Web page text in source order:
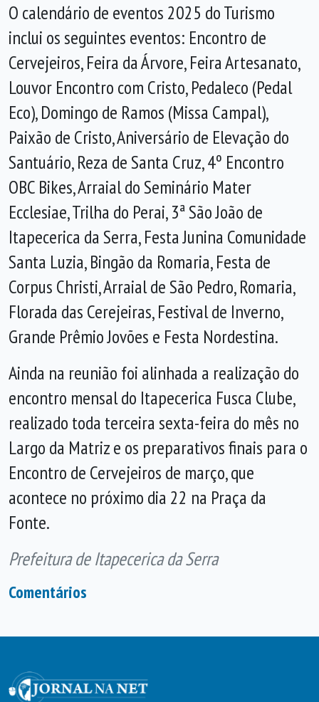
O calendário de eventos 2025 do Turismo
inclui os seguintes eventos: Encontro de
Cervejeiros, Feira da Árvore, Feira Artesanato,
Louvor Encontro com Cristo, Pedaleco (Pedal
Eco), Domingo de Ramos (Missa Campal),
Paixão de Cristo, Aniversário de Elevação do
Santuário, Reza de Santa Cruz, 4º Encontro
OBC Bikes, Arraial do Seminário Mater
Ecclesiae, Trilha do Perai, 3ª São João de
Itapecerica da Serra, Festa Junina Comunidade
Santa Luzia, Bingão da Romaria, Festa de
Corpus Christi, Arraial de São Pedro, Romaria,
Florada das Cerejeiras, Festival de Inverno,
Grande Prêmio Jovões e Festa Nordestina.
Ainda na reunião foi alinhada a realização do
encontro mensal do Itapecerica Fusca Clube,
realizado toda terceira sexta-feira do mês no
Largo da Matriz e os preparativos finais para o
Encontro de Cervejeiros de março, que
acontece no próximo dia 22 na Praça da
Fonte.
Prefeitura de Itapecerica da Serra
Comentários